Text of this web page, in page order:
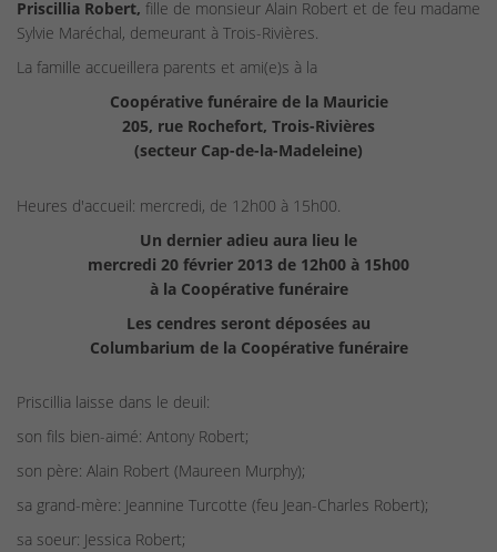
Priscillia Robert, fille de monsieur Alain Robert et de feu madame
Sylvie Maréchal, demeurant à Trois-Rivières.
La famille accueillera parents et ami(e)s à la
Coopérative funéraire de la Mauricie
205, rue Rochefort, Trois-Rivières
(secteur Cap-de-la-Madeleine)
Heures d'accueil: mercredi, de 12h00 à 15h00.
Un dernier adieu aura lieu le
mercredi 20 février 2013 de 12h00 à 15h00
à la Coopérative funéraire
Les cendres seront déposées au
Columbarium de la Coopérative funéraire
Priscillia laisse dans le deuil:
son fils bien-aimé: Antony Robert;
son père: Alain Robert (Maureen Murphy);
sa grand-mère: Jeannine Turcotte (feu Jean-Charles Robert);
sa soeur: Jessica Robert;